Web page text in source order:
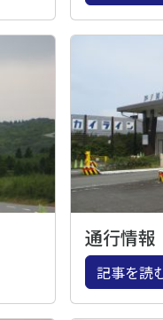
通行情報
記事を読